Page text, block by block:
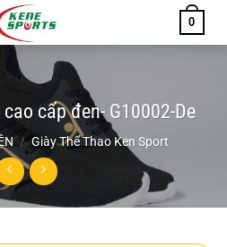
0
cấp đen- G10002-De
/ Giày Thể Thao Ken Sport